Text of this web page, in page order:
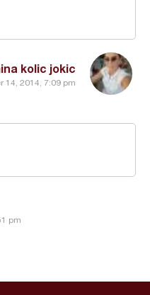
kolic jokic
14, 2014, 7:09 pm
pm